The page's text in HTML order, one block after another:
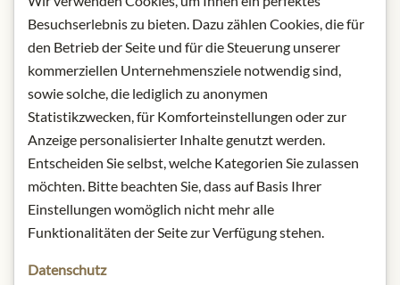
AUF LAGER
Art.Nr.:319457#1.000
BESCHREIBUNG
Der Plantation Barbados X.O. Rum
20th Anniversary ist der Inbegriff
eines milden Rums. Der Blend wird
aus feinsten Barbados Rums
geblendet und überzeugt durch einen
fruchtigen, milden Gesamteindruck.
20. Firmenjubiläums auf den Markt
Besuchserlebnis zu bieten. Dazu zählen Cookies, die für
den Betrieb der Seite und für die Steuerung unserer
kommerziellen Unternehmensziele notwendig sind,
sowie solche, die lediglich zu anonymen
Statistikzwecken, für Komforteinstellungen oder zur
Anzeige personalisierter Inhalte genutzt werden.
Entscheiden Sie selbst, welche Kategorien Sie zulassen
möchten. Bitte beachten Sie, dass auf Basis Ihrer
Einstellungen womöglich nicht mehr alle
Funktionalitäten der Seite zur Verfügung stehen.
Datenschutz